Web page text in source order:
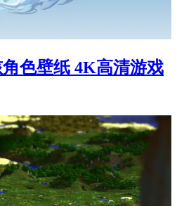
色壁纸 4K高清游戏